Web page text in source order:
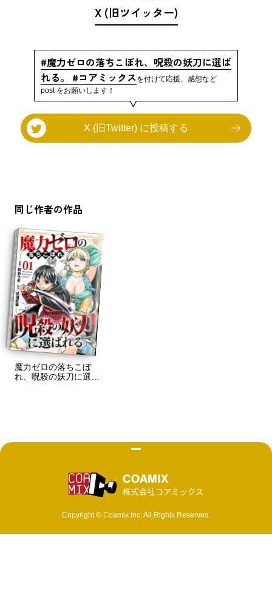
X (旧ツイッター)
#魔力ゼロの落ちこぼれ、呪殺の妖刀に選ば
れる。 #コアミックスを付けて応援、感想など
post をお願いします！
X (旧Twitter) に投稿する
同じ作者の作品
魔力ゼロの落ちこぼ
れ、呪殺の妖刀に選ば
Copyright © Coamix Inc. All Rights Reserved.